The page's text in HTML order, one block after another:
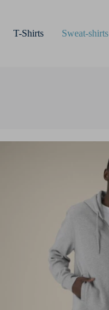
T-Shirts Sweat-shirts